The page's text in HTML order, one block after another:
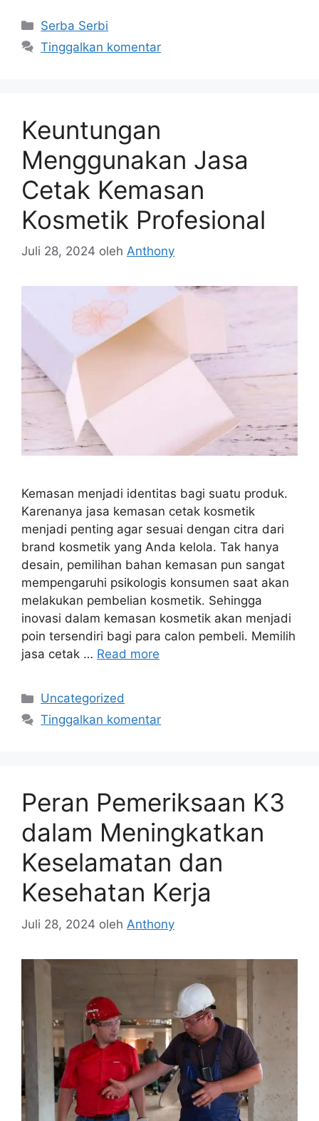
Kategori
Serba Serbi
Tinggalkan komentar
Keuntungan
Menggunakan Jasa
Cetak Kemasan
Kosmetik Profesional
Juli 28, 2024 oleh Anthony
Kemasan menjadi identitas bagi suatu produk.
Karenanya jasa kemasan cetak kosmetik
menjadi penting agar sesuai dengan citra dari
brand kosmetik yang Anda kelola. Tak hanya
desain, pemilihan bahan kemasan pun sangat
mempengaruhi psikologis konsumen saat akan
melakukan pembelian kosmetik. Sehingga
inovasi dalam kemasan kosmetik akan menjadi
poin tersendiri bagi para calon pembeli. Memilih
jasa cetak … Read more
Kategori
Uncategorized
Tinggalkan komentar
Peran Pemeriksaan K3
dalam Meningkatkan
Keselamatan dan
Kesehatan Kerja
Juli 28, 2024 oleh Anthony